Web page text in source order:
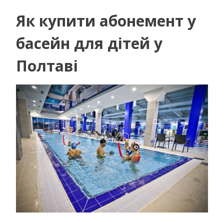
Як купити абонемент у
басейн для дітей у
Полтаві